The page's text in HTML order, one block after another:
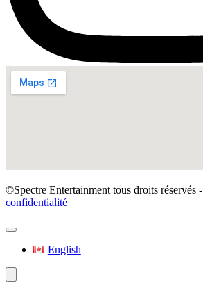
©Spectre Entertainment tous droits réservés -
confidentialité
English